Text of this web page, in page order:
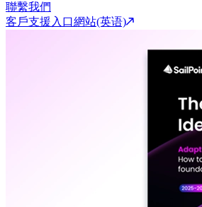
聯繫我們
客戶支援入口網站(英语)